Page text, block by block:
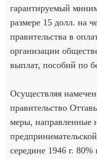
гарантируемый
размере 15 долл. на
правительства в
организации
выплат, пособий по
Осуществляя
правительство
меры, направленные
середине 1946 г.